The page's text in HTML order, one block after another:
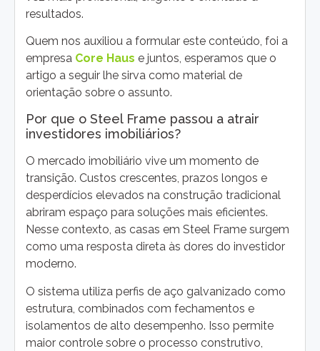
resultados.
Quem nos auxiliou a formular este conteúdo, foi a
empresa Core Haus e juntos, esperamos que o
artigo a seguir lhe sirva como material de
orientação sobre o assunto.
Por que o Steel Frame passou a atrair
investidores imobiliários?
O mercado imobiliário vive um momento de
transição. Custos crescentes, prazos longos e
desperdícios elevados na construção tradicional
abriram espaço para soluções mais eficientes.
Nesse contexto, as casas em Steel Frame surgem
como uma resposta direta às dores do investidor
moderno.
O sistema utiliza perfis de aço galvanizado como
estrutura, combinados com fechamentos e
isolamentos de alto desempenho. Isso permite
maior controle sobre o processo construtivo,